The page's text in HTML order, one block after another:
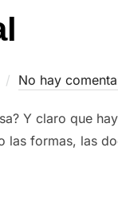
No hay
Y claro que
las formas, las